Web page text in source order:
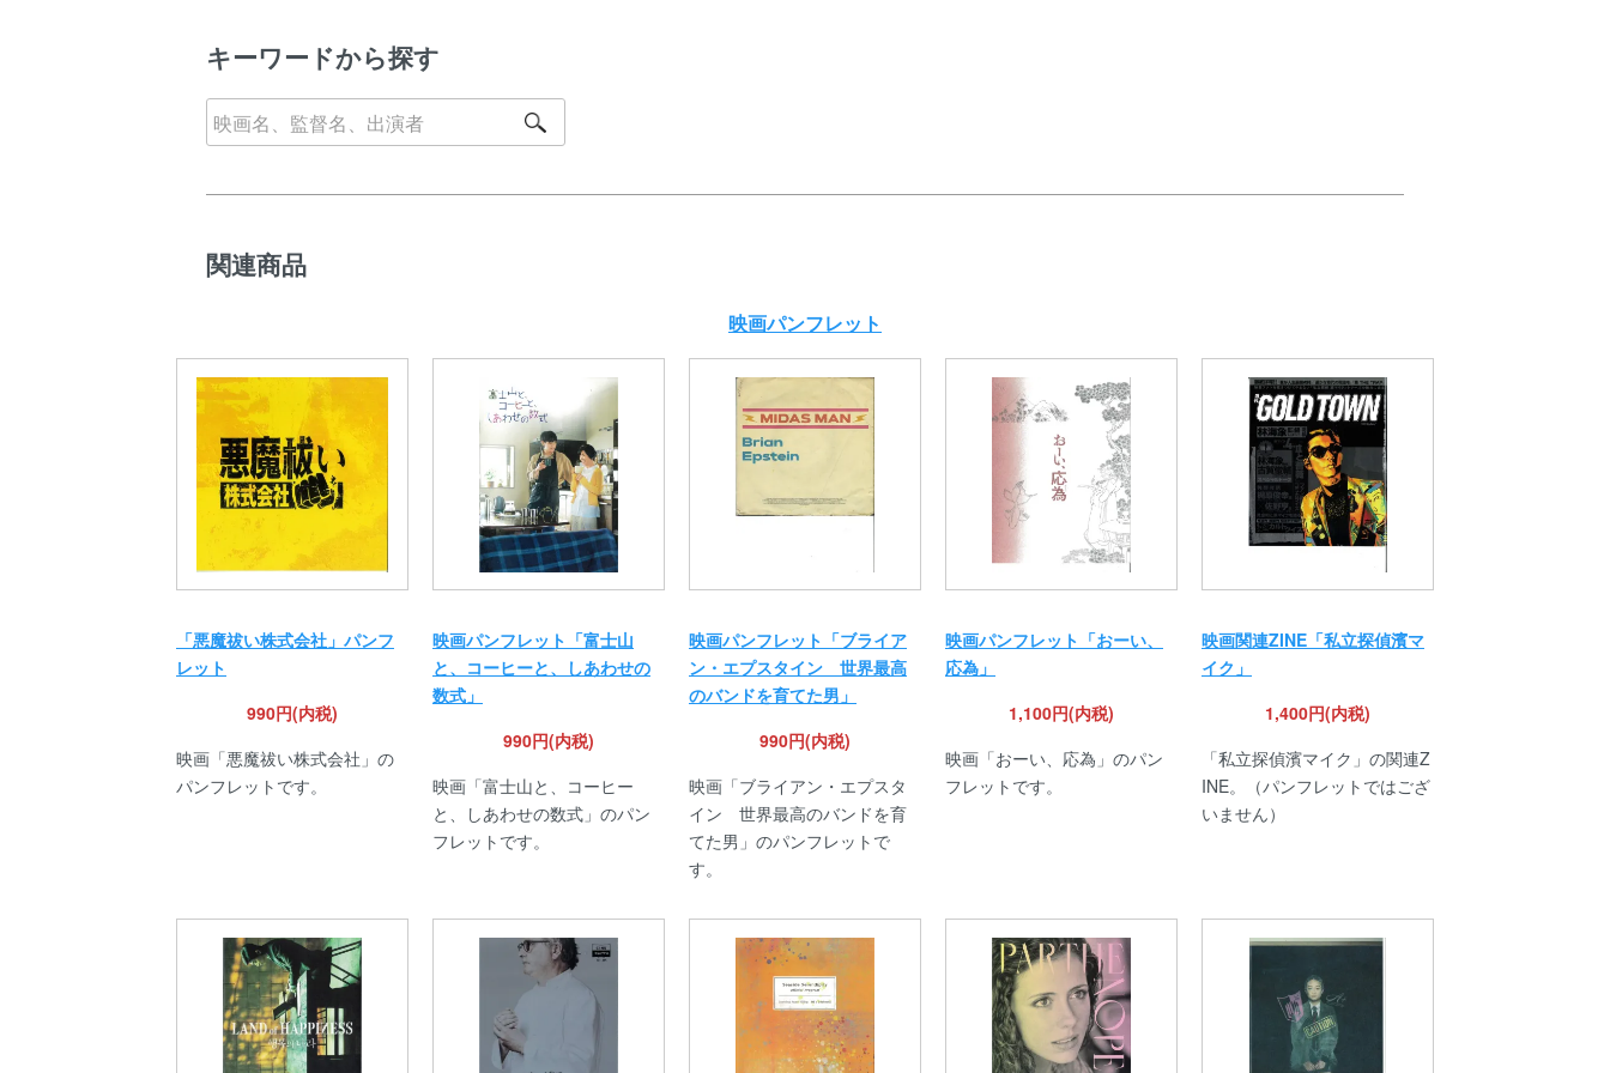
キーワードから探す
関連商品
映画パンフレット
「悪魔祓い株式会社」パンフ
レット
990円(内税)
映画「悪魔祓い株式会社」の
パンフレットです。
映画パンフレット「富士山
と、コーヒーと、しあわせの
数式」
990円(内税)
映画「富士山と、コーヒー
と、しあわせの数式」のパン
フレットです。
映画パンフレット「ブライア
ン・エプスタイン 世界最高
のバンドを育てた男」
990円(内税)
映画「ブライアン・エプスタ
イン 世界最高のバンドを育
てた男」のパンフレットで
す。
映画パンフレット「おーい、
応為」
1,100円(内税)
映画「おーい、応為」のパン
フレットです。
映画関連ZINE「私立探偵濱マ
イク」
1,400円(内税)
「私立探偵濱マイク」の関連Z
INE。（パンフレットではござ
いません）